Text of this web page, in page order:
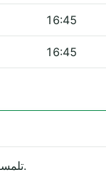
16:45
16:45
, تلمسان (13000).